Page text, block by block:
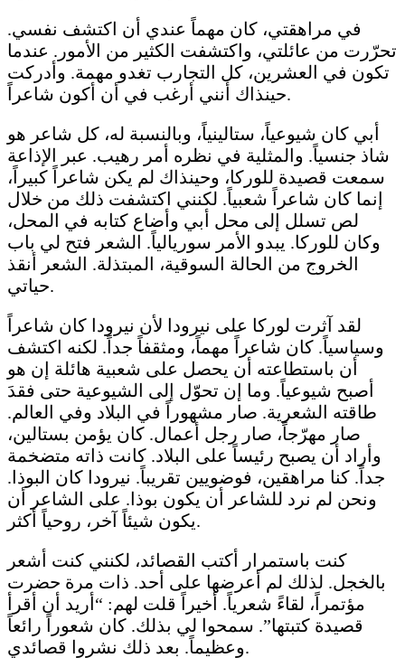
في مراهقتي، كان مهماً عندي أن اكتشف نفسي.
تحرّرت من عائلتي، واكتشفت الكثير من الأمور. عندما
تكون في العشرين، كل التجارب تغدو مهمة. وأدركت
حينذاك أنني أرغب في أن أكون شاعراً.
أبي كان شيوعياً، ستالينياً، وبالنسبة له، كل شاعر هو
شاذ جنسياً. والمثلية في نظره أمر رهيب. عبر الإذاعة
سمعت قصيدة للوركا، وحينذاك لم يكن شاعراً كبيراً،
إنما كان شاعراً شعبياً. لكنني اكتشفت ذلك من خلال
لص تسلل إلى محل أبي وأضاع كتابه في المحل،
وكان للوركا. يبدو الأمر سوريالياً. الشعر فتح لي باب
الخروج من الحالة السوقية، المبتذلة. الشعر أنقذ
حياتي.
لقد آثرت لوركا على نيرودا لأن نيرودا كان شاعراً
وسياسياً. كان شاعراً مهماً، ومثقفاً جداً. لكنه اكتشف
أن باستطاعته أن يحصل على شعبية هائلة إن هو
أصبح شيوعياً. وما إن تحوّل إلى الشيوعية حتى فقدَ
طاقته الشعرية. صار مشهوراً في البلاد وفي العالم.
صار مهرّجاً، صار رجل أعمال. كان يؤمن بستالين،
وأراد أن يصبح رئيساً على البلاد. كانت ذاته متضخمة
جداً. كنا مراهقين، فوضويين تقريباً. نيرودا كان البوذا.
ونحن لم نرد للشاعر أن يكون بوذا. على الشاعر أن
يكون شيئاً آخر، روحياً أكثر.
كنت باستمرار أكتب القصائد، لكنني كنت أشعر
بالخجل. لذلك لم أعرضها على أحد. ذات مرة حضرت
مؤتمراً، لقاءً شعرياً. أخيراً قلت لهم: “أريد أن أقرأ
قصيدة كتبتها”. سمحوا لي بذلك. كان شعوراً رائعاً
وعظيماً. بعد ذلك نشروا قصائدي.